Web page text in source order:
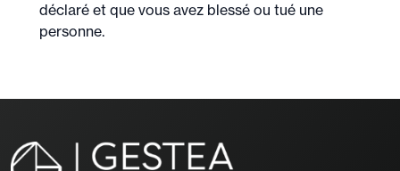
déclaré et que vous avez blessé ou tué une
personne.